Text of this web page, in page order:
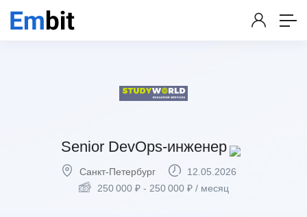
Senior DevOps-инженер
Санкт-Петербург
12.05.2026
250 000 ₽- 250 000 ₽/ месяц